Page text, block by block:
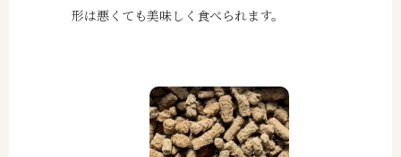
形は悪くても美味しく食べられます。